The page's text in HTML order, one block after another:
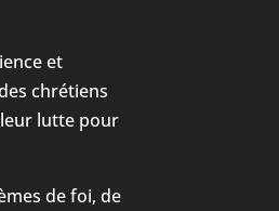
et
chrétiens
lutte pour
de foi, de